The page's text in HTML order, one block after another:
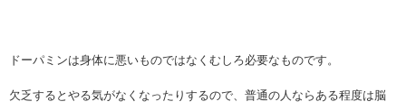
ドーパミンは身体に悪いものではなくむしろ必要なものです。
欠乏するとやる気がなくなったりするので、普通の人ならある程度は脳